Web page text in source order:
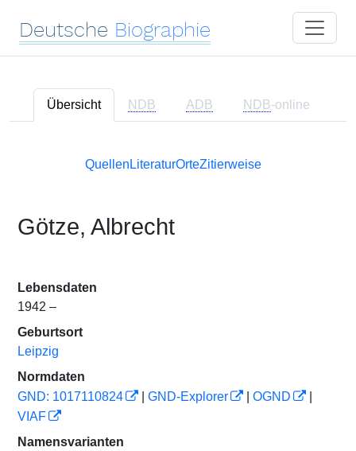
Deutsche Biographie
Übersicht NDB ADB NDB-online
Quellen LiteraturOrteZitierweise
Götze, Albrecht
Lebensdaten
1942 –
Geburtsort
Leipzig
Normdaten
GND: 1017110824
GND-Explorer OGND
VIAF
Namensvarianten